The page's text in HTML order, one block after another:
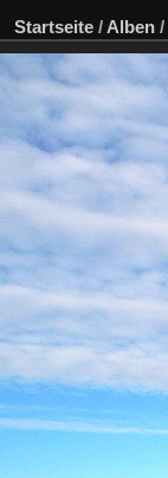
Startseite / Alben /